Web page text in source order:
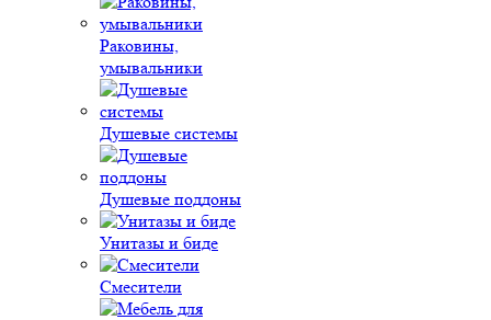
Раковины,
умывальники
Душевые системы
Душевые поддоны
Унитазы и биде
Смесители